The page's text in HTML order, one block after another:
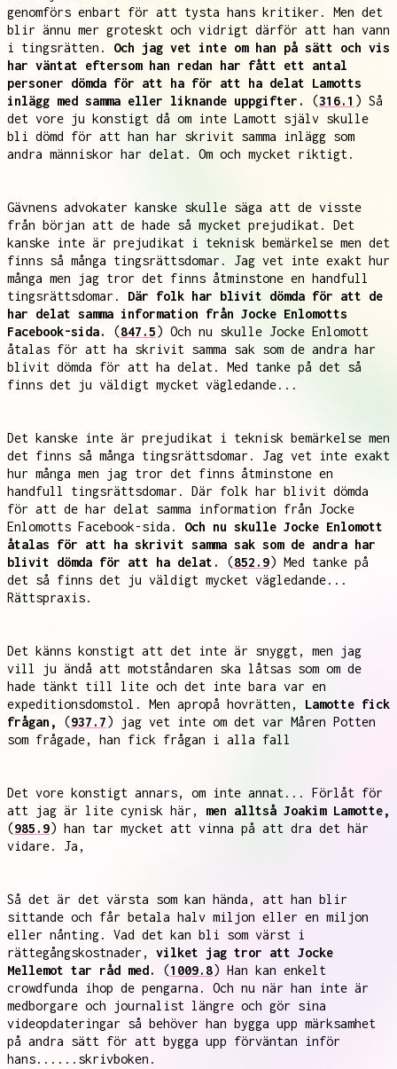
genomförs enbart för att tysta hans kritiker. Men det
blir ännu mer groteskt och vidrigt därför att han vann
i tingsrätten. Och jag vet inte om han på sätt och vis
har väntat eftersom han redan har fått ett antal
personer dömda för att ha för att ha delat Lamotts
inlägg med samma eller liknande uppgifter.
(316.1 ) Så
det vore ju konstigt då om inte Lamott själv skulle
bli dömd för att han har skrivit samma inlägg som
andra människor har delat. Om och mycket riktigt.
Gävnens advokater kanske skulle säga att de visste
från början att de hade så mycket prejudikat. Det
kanske inte är prejudikat i teknisk bemärkelse men det
finns så många tingsrättsdomar. Jag vet inte exakt hur
många men jag tror det finns åtminstone en handfull
tingsrättsdomar. Där folk har blivit dömda för att de
har delat samma information från Jocke Enlomotts
Facebook-sida.
(847.5) Och nu skulle Jocke Enlomott
åtalas för att ha skrivit samma sak som de andra har
blivit dömda för att ha delat. Med tanke på det så
finns det ju väldigt mycket vägledande...
Det kanske inte är prejudikat i teknisk bemärkelse men
det finns så många tingsrättsdomar. Jag vet inte exakt
hur många men jag tror det finns åtminstone en
handfull tingsrättsdomar. Där folk har blivit dömda
för att de har delat samma information från Jocke
Enlomotts Facebook-sida. Och nu skulle Jocke Enlomott
åtalas för att ha skrivit samma sak som de andra har
blivit dömda för att ha delat.
(852.9) Med tanke på
det så finns det ju väldigt mycket vägledande...
Rättspraxis.
Det känns konstigt att det inte är snyggt, men jag
vill ju ändå att motståndaren ska låtsas som om de
hade tänkt till lite och det inte bara var en
expeditionsdomstol. Men apropå hovrätten, Lamotte fick
frågan,
(937.7) jag vet inte om det var Måren Potten
som frågade, han fick frågan i alla fall
Det vore konstigt annars, om inte annat... Förlåt för
att jag är lite cynisk här, men alltså Joakim Lamotte,
(985.9) han tar mycket att vinna på att dra det här
vidare. Ja,
Så det är det värsta som kan hända, att han blir
sittande och får betala halv miljon eller en miljon
eller nånting. Vad det kan bli som värst i
rättegångskostnader, vilket jag tror att Jocke
Mellemot tar råd med.
(1009.8) Han kan enkelt
crowdfunda ihop de pengarna. Och nu när han inte är
medborgare och journalist längre och gör sina
videopdateringar så behöver han bygga upp märksamhet
på andra sätt för att bygga upp förväntan inför
hans......skrivboken.